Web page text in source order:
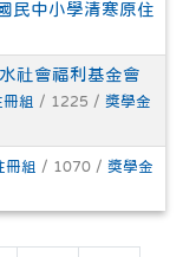
民中小學清寒原住
社會福利基金會
冊組 / 1225 / 獎學金
冊組 / 1070 / 獎學金